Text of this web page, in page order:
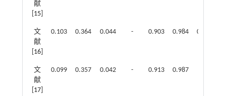
献
15]
文
献
16]
0.103 0.364 0.044 - 0.903 0.984 0.997
文
献
17]
0.099 0.357 0.042 - 0.913 0.987